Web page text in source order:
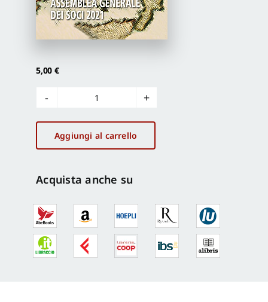
Proposte di pubblicazione
Gangemi Editore
5,00 €
Italia
Nostra
510
gen-
2021
Aggiungi al carrello
Acquista anche su